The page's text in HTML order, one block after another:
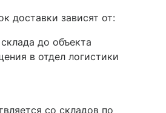
доставки зависят от:
до объекта
в отдел логистики
со складов по